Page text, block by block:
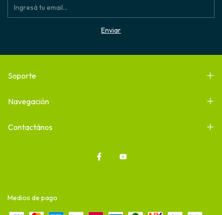
Soporte
Navegación
Contactános
Medios de pago